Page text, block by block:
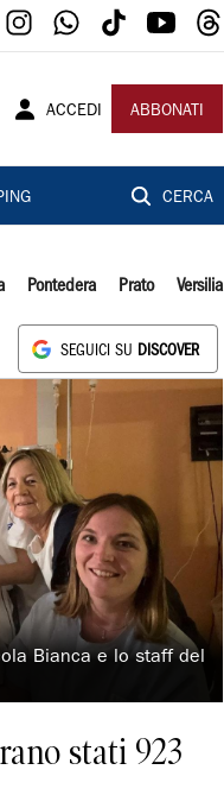
ACCEDI ABBONATI
CERCA
Pontedera Prato Versilia
SEGUICI SU DISCOVER
Bianca e lo staff del
stati 923